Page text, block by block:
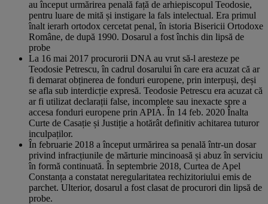
au început urmărirea penală față de arhiepiscopul Teodosie,
pentru luare de mită și instigare la fals intelectual. Era primul
înalt ierarh ortodox cercetat penal, în istoria Bisericii Ortodoxe
Române, de după 1990. Dosarul a fost închis din lipsă de
probe
La 16 mai 2017 procurorii DNA au vrut să-l aresteze pe
Teodosie Petrescu, în cadrul dosarului în care era acuzat că ar
fi demarat obținerea de fonduri europene, prin interpuși, deși
se afla sub interdicție expresă. Teodosie Petrescu era acuzat că
ar fi utilizat declarații false, incomplete sau inexacte spre a
accesa fonduri europene prin APIA. În 14 feb. 2020 Înalta
Curte de Casație și Justiție a hotărât definitiv achitarea tuturor
inculpaților.
În februarie 2018 a început urmărirea sa penală într-un dosar
privind infracțiunile de mărturie mincinoasă și abuz în serviciu
în formă continuată. În septembrie 2018, Curtea de Apel
Constanța a constatat neregularitatea rechizitoriului emis de
parchet. Ulterior, dosarul a fost clasat de procurori din lipsă de
probe.